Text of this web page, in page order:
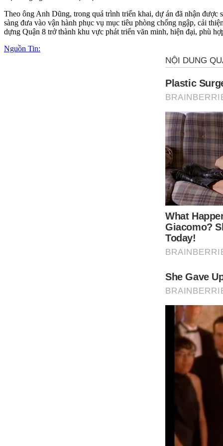
Theo ông Anh Dũng, trong quá trình triển khai, dự án đã nhận được
sàng đưa vào vận hành phục vụ mục tiêu phòng chống ngập, cải
dựng Quận 8 trở thành khu vực phát triển văn minh, hiện đại, phù
Nguồn Tin: